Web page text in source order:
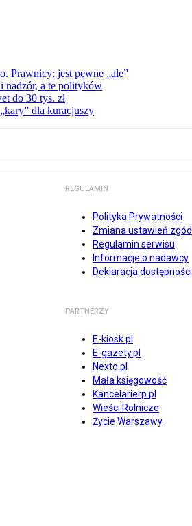
Prawnicy: jest pewne „ale”
nadzór, a te polityków
do 30 tys. zł
dla kuracjuszy
REGULAMIN
Polityka Prywatności
Zmiana ustawień zgód
Regulamin serwisu
Informacje o nadawcy
Deklaracja dostępności
PARTNERZY
E-kiosk.pl
E-gazety.pl
Nexto.pl
Mała księgowość
Kancelarierp.pl
Wieści Rolnicze
Życie Warszawy